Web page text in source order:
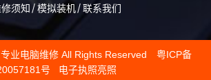
须知
模拟装机 联系我们
业电脑维修 All Rights Reserved 粤ICP备
号
电子执照亮照